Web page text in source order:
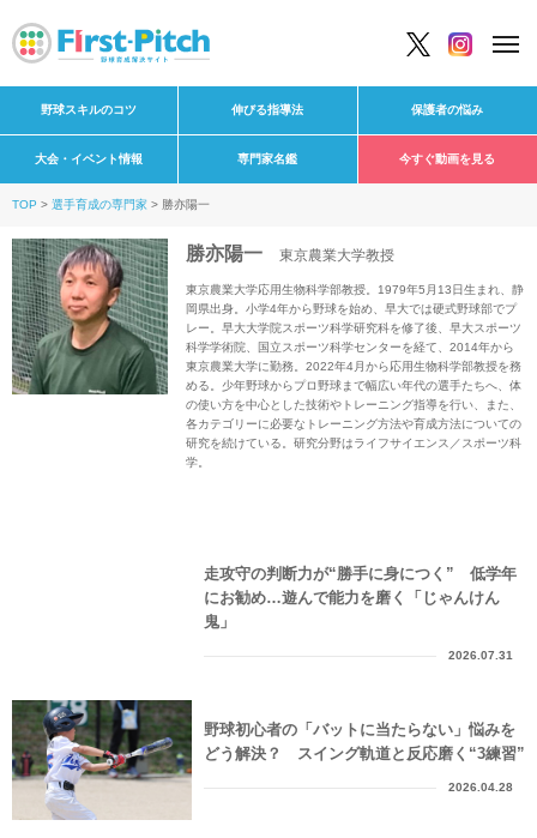
野球スキルのコツ 伸びる指導法 保護者の悩み
大会・イベント情報 専門家名鑑 今すぐ動画を見る
TOP 選手育成の専門家 勝亦陽一
勝亦陽一 東京農業大学教授
東京農業大学応用生物科学部教授。1979年5月13日生まれ、静
岡県出身。小学4年から野球を始め、早大では硬式野球部でプ
レー。早大大学院スポーツ科学研究科を修了後、早大スポーツ
科学学術院、国立スポーツ科学センターを経て、2014年から
東京農業大学に勤務。2022年4月から応用生物科学部教授を務
める。少年野球からプロ野球まで幅広い年代の選手たちへ、体
の使い方を中心とした技術やトレーニング指導を行い、また、
各カテゴリーに必要なトレーニング方法や育成方法についての
研究を続けている。研究分野はライフサイエンス／スポーツ科
学。
走攻守の判断力が“勝手に身につく” 低学年
にお勧め…遊んで能力を磨く「じゃんけん
鬼」
2026.07.31
野球初心者の「バットに当たらない」悩みを
どう解決？ スイング軌道と反応磨く“3練習”
2026.04.28